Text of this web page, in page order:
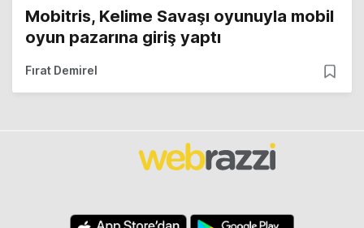
Mobitris, Kelime Savaşı oyunuyla mobil
oyun pazarına giriş yaptı
Fırat Demirel